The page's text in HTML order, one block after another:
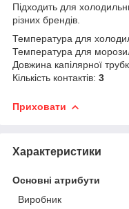
Підходить для
різних брендів.
Температура для
Температура для
Довжина капілярної
Кількість контактів: 3
Приховати
Характеристики
Основні атрибути
Виробник